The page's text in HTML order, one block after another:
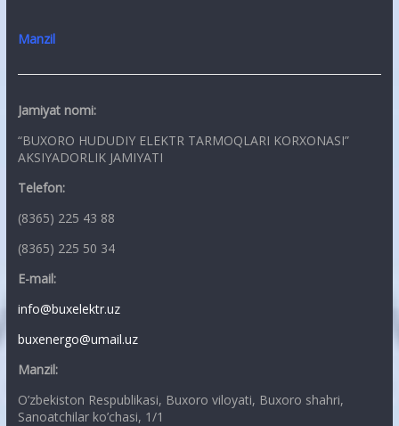
Manzil
Jamiyat nomi:
“BUXORO HUDUDIY ELEKTR TARMOQLARI KORXONASI”
AKSIYADORLIK JAMIYATI
Telefon:
(8365) 225 43 88
(8365) 225 50 34
E-mail:
info@buxelektr.uz
buxenergo@umail.uz
Manzil:
O’zbekiston Respublikasi, Buxoro viloyati, Buxoro shahri,
Sanoatchilar ko’chasi, 1/1